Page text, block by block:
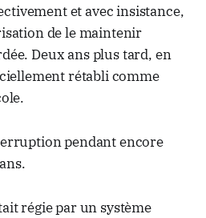
et avec insistance,
de le maintenir
Deux ans plus tard, en
rétabli comme
pendant encore
régie par un système